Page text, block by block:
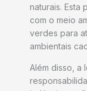
naturais. Esta
com o meio
verdes para
ambientais
Além disso, a